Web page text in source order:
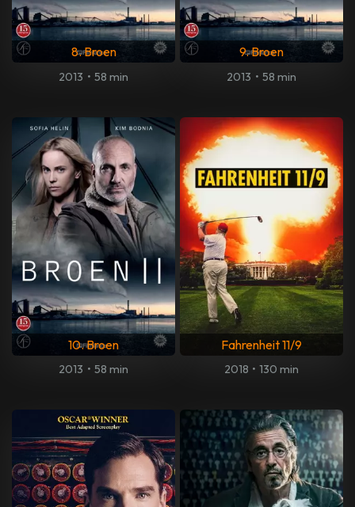
8. Broen
2013 • 58 min
9. Broen
2013 • 58 min
10. Broen
2013 • 58 min
Fahrenheit 11/9
2018 • 130 min